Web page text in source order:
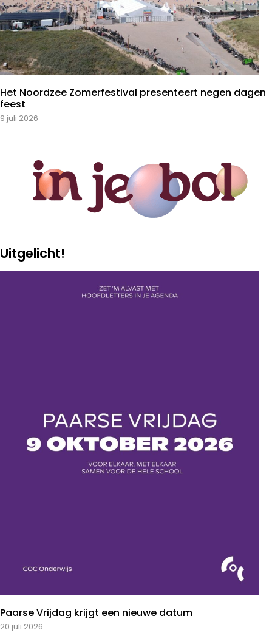
Het Noordzee Zomerfestival presenteert negen dagen
feest
9 juli 2026
Uitgelicht!
Paarse Vrijdag krijgt een nieuwe datum
20 juli 2026